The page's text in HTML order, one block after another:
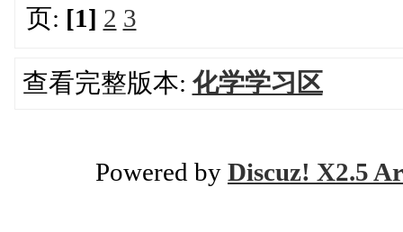
页: [1] 2 3
查看完整版本: 化学学习区
Powered by Discuz! X2.5